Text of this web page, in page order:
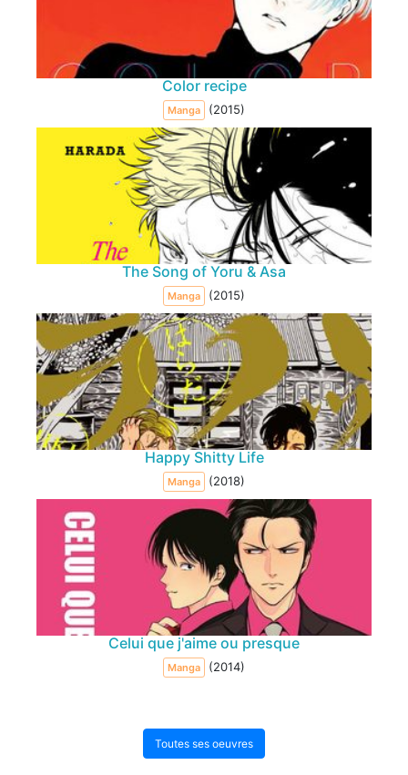
Color recipe
Manga (2015)
The Song of Yoru & Asa
Manga (2015)
Happy Shitty Life
Manga (2018)
Celui que j'aime ou presque
Manga (2014)
Toutes ses oeuvres